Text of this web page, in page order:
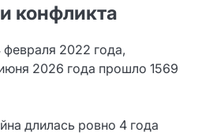
конфликта
2022 года,
2026 года прошло 1569
длилась ровно 4 года